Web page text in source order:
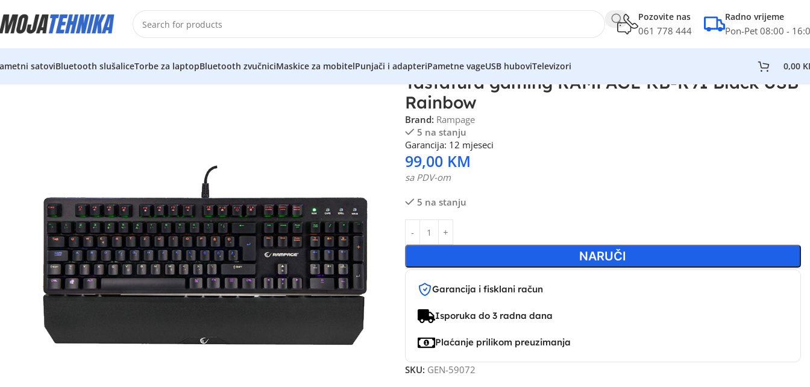
Pozovite nas
061 778 444
Radno vrijeme
Pon-Pet 08:00 -
satoviBluetooth slušaliceTorbe za laptopBluetooth zvučniciMaskice za mobitelPunjači i adapteriPametne vageUSB huboviTelevizori 0,00
Tastatura gaming RAMPAGE KB-R91 Black USB
Rainbow
Brand: Rampage
5 na stanju
Garancija: 12 mjeseci
99,00 KM
sa PDV-om
5 na stanju
NARUČI
Garancija i fisklani račun
Isporuka do 3 radna dana
Plaćanje prilikom preuzimanja
SKU: GEN-59072